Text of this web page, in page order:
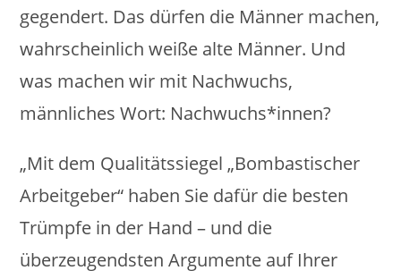
gegendert. Das dürfen die Männer machen,
wahrscheinlich weiße alte Männer. Und
was machen wir mit Nachwuchs,
männliches Wort: Nachwuchs*innen?
„Mit dem Qualitätssiegel „Bombastischer
Arbeitgeber“ haben Sie dafür die besten
Trümpfe in der Hand – und die
überzeugendsten Argumente auf Ihrer